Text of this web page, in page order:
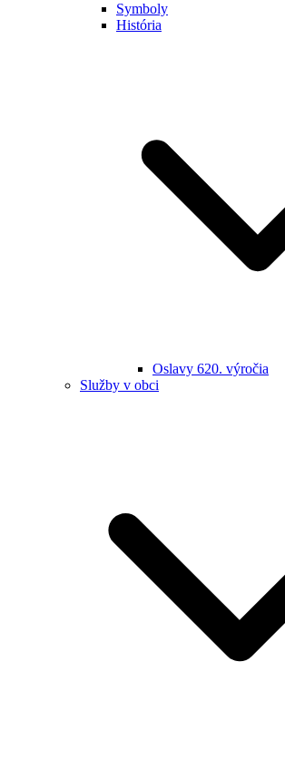
Symboly
História
Oslavy 620. výročia
Služby v obci